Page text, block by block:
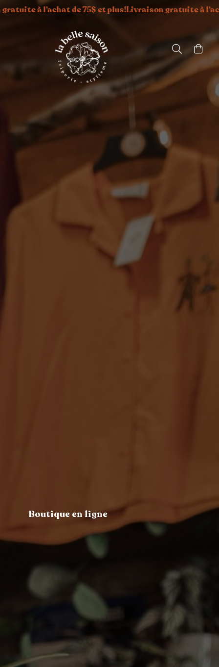
de 75$ et plus!Livraison gratuite à l’achat de
Boutique en ligne